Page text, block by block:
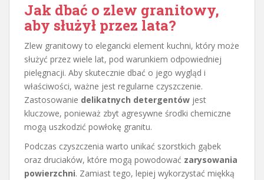
Jak dbać o zlew granitowy,
aby służył przez lata?
Zlew granitowy to elegancki element kuchni, który może
służyć przez wiele lat, pod warunkiem odpowiedniej
pielęgnacji. Aby skutecznie dbać o jego wygląd i
właściwości, ważne jest regularne czyszczenie.
Zastosowanie delikatnych detergentów jest
kluczowe, ponieważ zbyt agresywne środki chemiczne
mogą uszkodzić powłokę granitu.
Podczas czyszczenia warto unikać szorstkich gąbek
oraz druciaków, które mogą powodować zarysowania
powierzchni. Zamiast tego, lepiej wykorzystać miękką